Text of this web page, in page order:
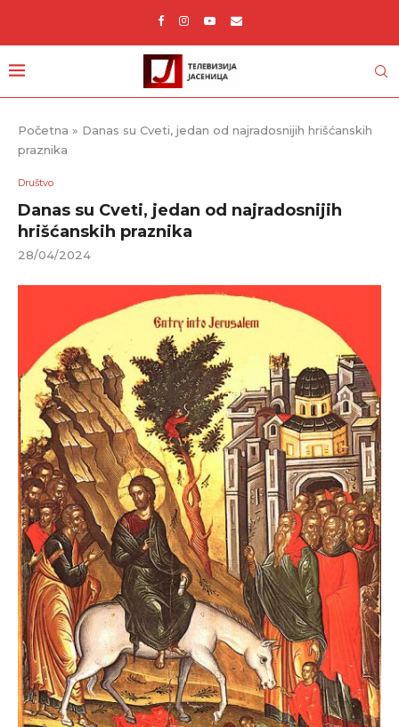
Početna » Danas su Cveti, jedan od najradosnijih hrišćanskih
praznika
Društvo
Danas su Cveti, jedan od najradosnijih
hrišćanskih praznika
28/04/2024